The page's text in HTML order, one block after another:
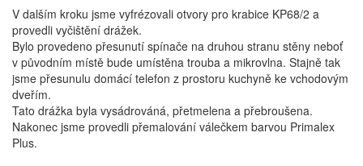
V dalším kroku jsme vyfrézovali otvory pro krabice KP68/2 a
provedli vyčištění drážek.
Bylo provedeno přesunutí spínače na druhou stranu stěny neboť
v původním místě bude umístěna trouba a mikrovlna. Stajně tak
jsme přesunulu domácí telefon z prostoru kuchyně ke vchodovým
dveřím.
Tato drážka byla vysádrováná, přetmelena a přebroušena.
Nakonec jsme provedli přemalování válečkem barvou Primalex
Plus.